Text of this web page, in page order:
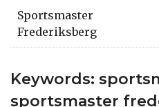
Sportsmaster
Frederiksberg
Keywords:
sportsmaster